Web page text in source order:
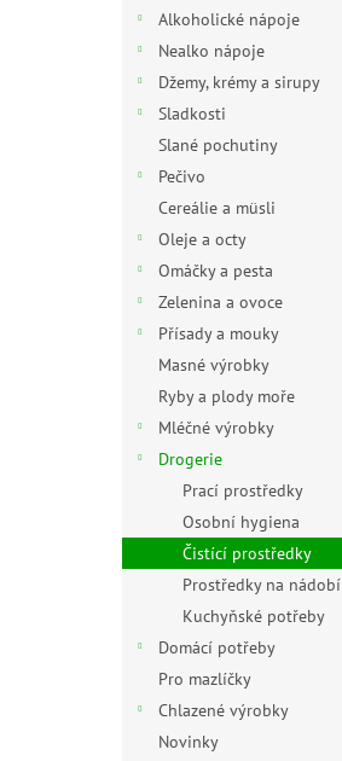
Alkoholické nápoje
Nealko nápoje
Džemy, krémy a sirupy
Sladkosti
Slané pochutiny
Pečivo
Cereálie a müsli
Oleje a octy
Omáčky a pesta
Zelenina a ovoce
Přísady a mouky
Masné výrobky
Ryby a plody moře
Mléčné výrobky
Drogerie
Prací prostředky
Osobní hygiena
Čistící prostředky
Prostředky na nádobí
Kuchyňské potřeby
Domácí potřeby
Pro mazlíčky
Chlazené výrobky
Novinky